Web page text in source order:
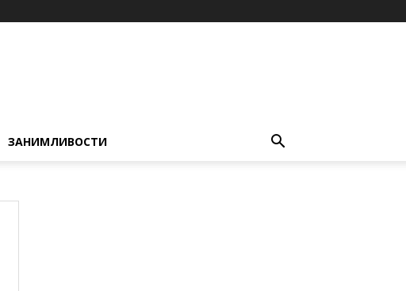
ЗАНИМЛИВОСТИ